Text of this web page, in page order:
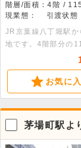
階層/面積：4階 /
現業態：
引渡状態
JR京葉線八丁堀駅
地です。4階部分の
可能。設備も充実
問い合わせをお待ち
お気に
茅場町駅よ